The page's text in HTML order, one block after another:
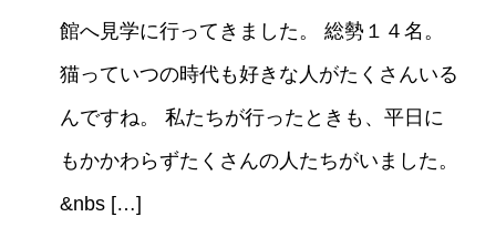
館へ見学に行ってきました。 総勢１４名。
猫っていつの時代も好きな人がたくさんいる
んですね。 私たちが行ったときも、平日に
もかかわらずたくさんの人たちがいました。
&nbs […]